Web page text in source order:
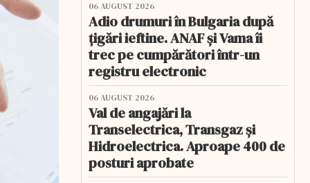
06 AUGUST 2026
Adio drumuri în Bulgaria după
țigări ieftine. ANAF și Vama îi
trec pe cumpărători într-un
registru electronic
06 AUGUST 2026
Val de angajări la
Transelectrica, Transgaz și
Hidroelectrica. Aproape 400 de
posturi aprobate